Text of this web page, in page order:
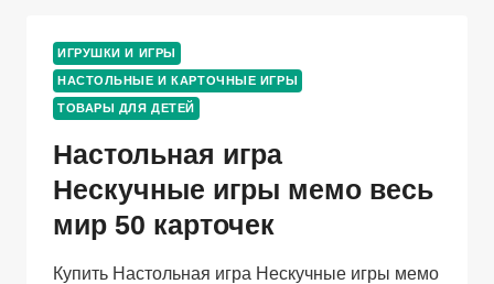
РАЗВИВАЮЩАЯ
ИГРУШКИ И ИГРЫ
НАСТОЛЬНЫЕ И КАРТОЧНЫЕ ИГРЫ
ТОВАРЫ ДЛЯ ДЕТЕЙ
Настольная игра
Нескучные игры мемо весь
мир 50 карточек
Купить Настольная игра Нескучные игры мемо